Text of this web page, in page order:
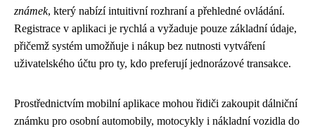
známek, který nabízí intuitivní rozhraní a přehledné ovládání.
Registrace v aplikaci je rychlá a vyžaduje pouze základní údaje,
přičemž systém umožňuje i nákup bez nutnosti vytváření
uživatelského účtu pro ty, kdo preferují jednorázové transakce.
Prostřednictvím mobilní aplikace mohou řidiči zakoupit dálniční
známku pro osobní automobily, motocykly i nákladní vozidla do